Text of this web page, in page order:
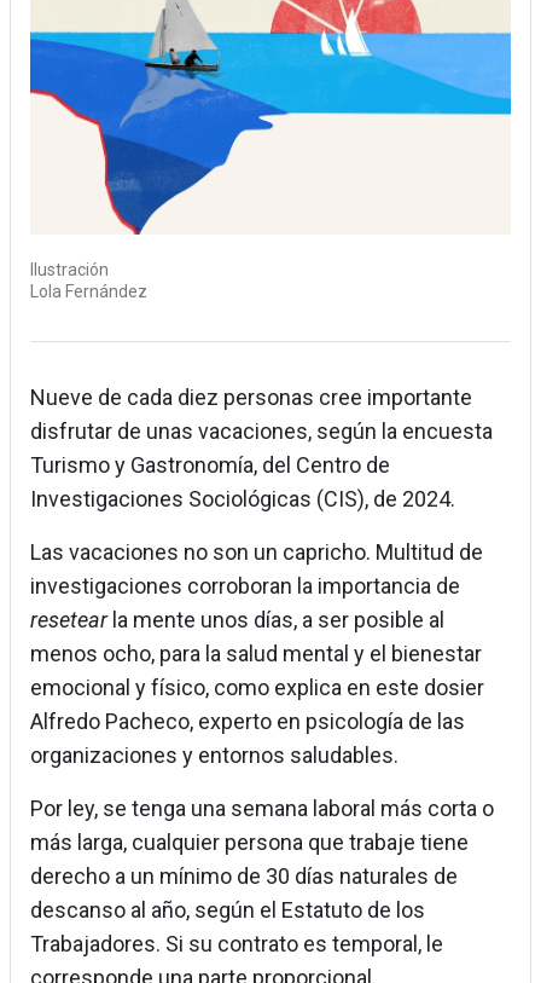
Ilustración
Lola Fernández
Nueve de cada diez personas cree importante
disfrutar de unas vacaciones, según la encuesta
Turismo y Gastronomía, del Centro de
Investigaciones Sociológicas (CIS), de 2024.
Las vacaciones no son un capricho. Multitud de
investigaciones corroboran la importancia de
resetear la mente unos días, a ser posible al
menos ocho, para la salud mental y el bienestar
emocional y físico, como explica en este dosier
Alfredo Pacheco, experto en psicología de las
organizaciones y entornos saludables.
Por ley, se tenga una semana laboral más corta o
más larga, cualquier persona que trabaje tiene
derecho a un mínimo de 30 días naturales de
descanso al año, según el Estatuto de los
Trabajadores. Si su contrato es temporal, le
corresponde una parte proporcional.